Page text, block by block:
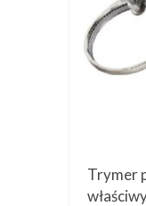
Trymer